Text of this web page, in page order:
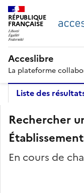
RÉPUBLIQUE
FRANÇAISE
Acceslibre
La plateforme
Liste des
Rechercher
En cours de